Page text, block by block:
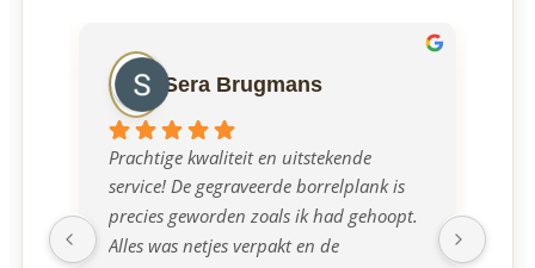
Sera Brugmans
Prachtige kwaliteit en uitstekende
service! De gegraveerde borrelplank is
precies geworden zoals ik had gehoopt.
Alles was netjes verpakt en de